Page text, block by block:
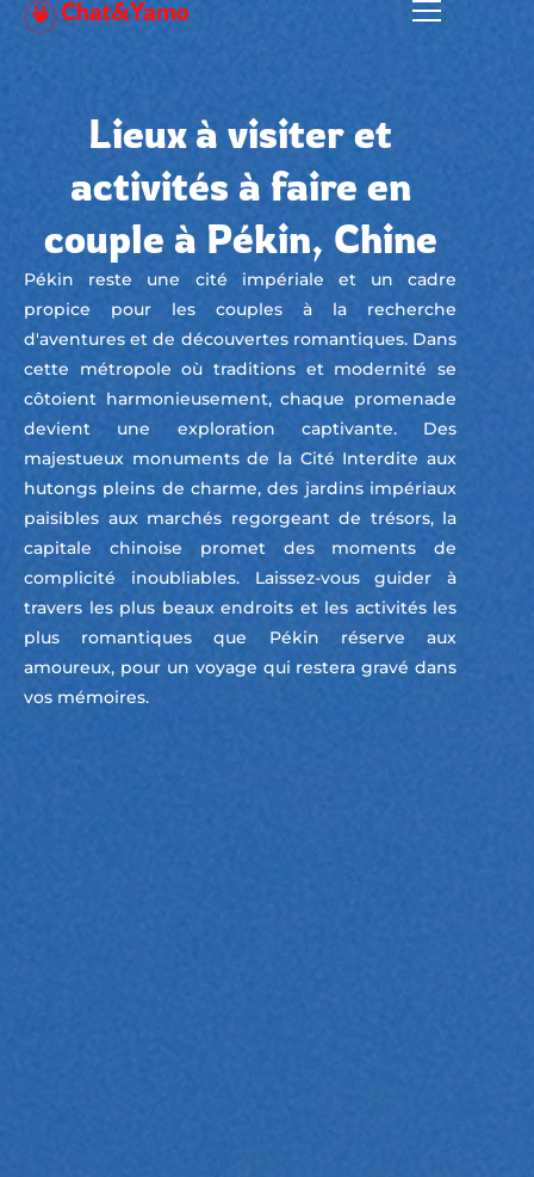
Aller
Chat&Yamo
Lieux à visiter et
activités à faire en
couple à Pékin, Chine
Pékin reste une cité impériale et un cadre
propice pour les couples à la recherche
d'aventures et de découvertes romantiques. Dans
cette métropole où traditions et modernité se
côtoient harmonieusement, chaque promenade
devient une exploration captivante. Des
majestueux monuments de la Cité Interdite aux
hutongs pleins de charme, des jardins impériaux
paisibles aux marchés regorgeant de trésors, la
capitale chinoise promet des moments de
complicité inoubliables. Laissez-vous guider à
travers les plus beaux endroits et les activités les
plus romantiques que Pékin réserve aux
amoureux, pour un voyage qui restera gravé dans
vos mémoires.